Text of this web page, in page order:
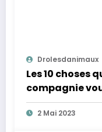
Drolesdanimaux
Les 10 choses
compagnie
2 Mai 2023